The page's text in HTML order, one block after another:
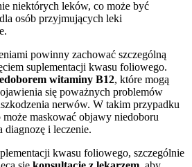
niektórych leków, co może być
osób przyjmujących leki
powinny zachować szczególną
suplementacji kwasu foliowego.
witaminy B12, które mogą
się poważnych problemów
nerwów. W takim przypadku
maskować objawy niedoboru
i leczenie.
kwasu foliowego, szczególnie